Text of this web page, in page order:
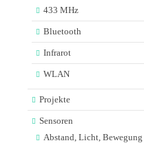
433 MHz
Bluetooth
Infrarot
WLAN
Projekte
Sensoren
Abstand, Licht, Bewegung